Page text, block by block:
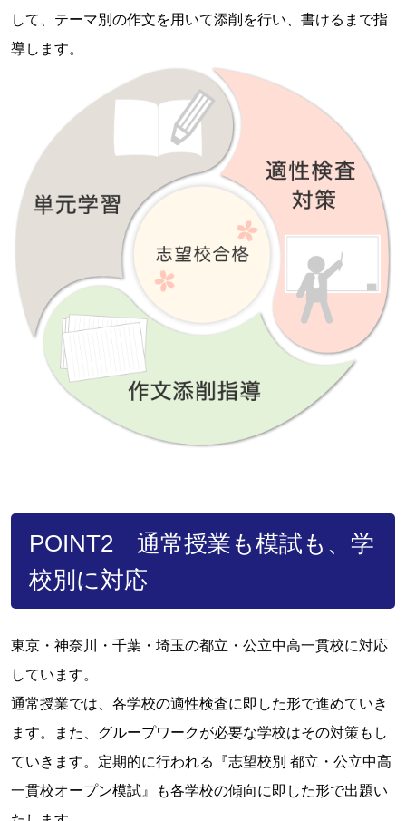
して、テーマ別の作文を用いて添削を行い、書けるまで指
導します。
POINT2 通常授業も模試も、学
校別に対応
東京・神奈川・千葉・埼玉の都立・公立中高一貫校に対応
しています。
通常授業では、各学校の適性検査に即した形で進めていき
ます。また、グループワークが必要な学校はその対策もし
ていきます。定期的に行われる『志望校別 都立・公立中高
一貫校オープン模試』も各学校の傾向に即した形で出題い